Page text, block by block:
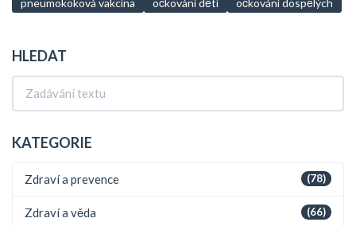
HLEDAT
KATEGORIE
(78)
Zdraví a prevence
(66)
Zdraví a věda